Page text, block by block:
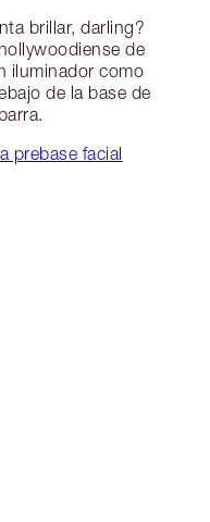
brillar, darling?
de
iluminador como
de la base de
prebase facial